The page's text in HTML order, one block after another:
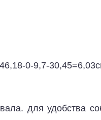
0-9,7-
для удобства